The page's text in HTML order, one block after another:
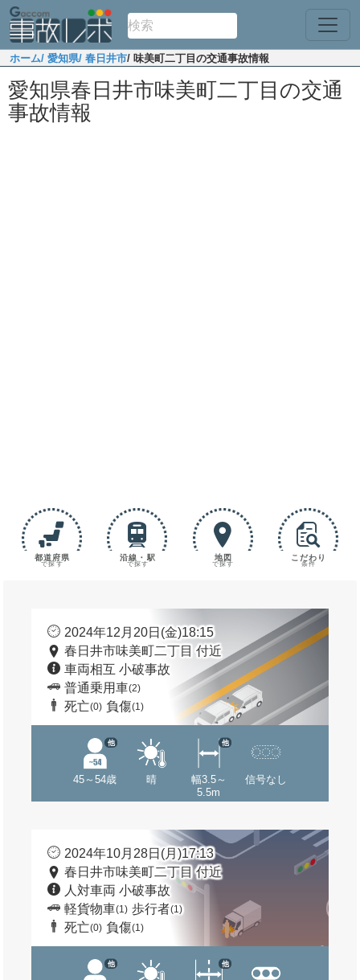
ホーム/ 愛知県/ 春日井市/ 味美町二丁目の交通事故情報
愛知県春日井市味美町二丁目の交通
事故情報
都道府県
で探す
沿線・駅
で探す
地図
で探す
こだわり
条件
2024年12月20日(金)18:15
春日井市味美町二丁目 付近
車両相互 小破事故
普通乗用車(2)
死亡(0) 負傷(1)
45～54歳
他
晴
幅3.5～
5.5m
他
信号なし
2024年10月28日(月)17:13
春日井市味美町二丁目 付近
人対車両 小破事故
軽貨物車(1) 歩行者(1)
死亡(0) 負傷(1)
他 他